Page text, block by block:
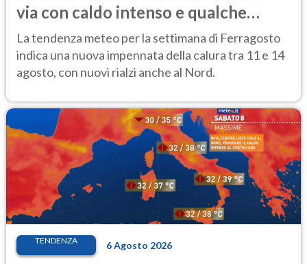
via con caldo intenso e qualche
temporale
La tendenza meteo per la settimana di Ferragosto
indica una nuova impennata della calura tra 11 e 14
agosto, con nuovi rialzi anche al Nord.
TENDENZA 6 Agosto 2026